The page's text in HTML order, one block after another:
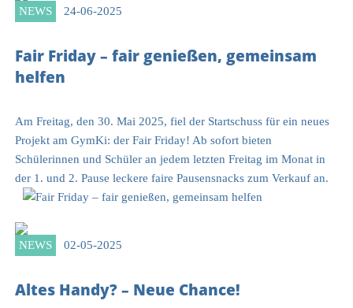
NEWS 24-06-2025
Fair Friday – fair genießen, gemeinsam
helfen
Am Freitag, den 30. Mai 2025, fiel der Startschuss für ein neues
Projekt am GymKi: der Fair Friday! Ab sofort bieten
Schülerinnen und Schüler an jedem letzten Freitag im Monat in
der 1. und 2. Pause leckere faire Pausensnacks zum Verkauf an.
NEWS 02-05-2025
Altes Handy? – Neue Chance!